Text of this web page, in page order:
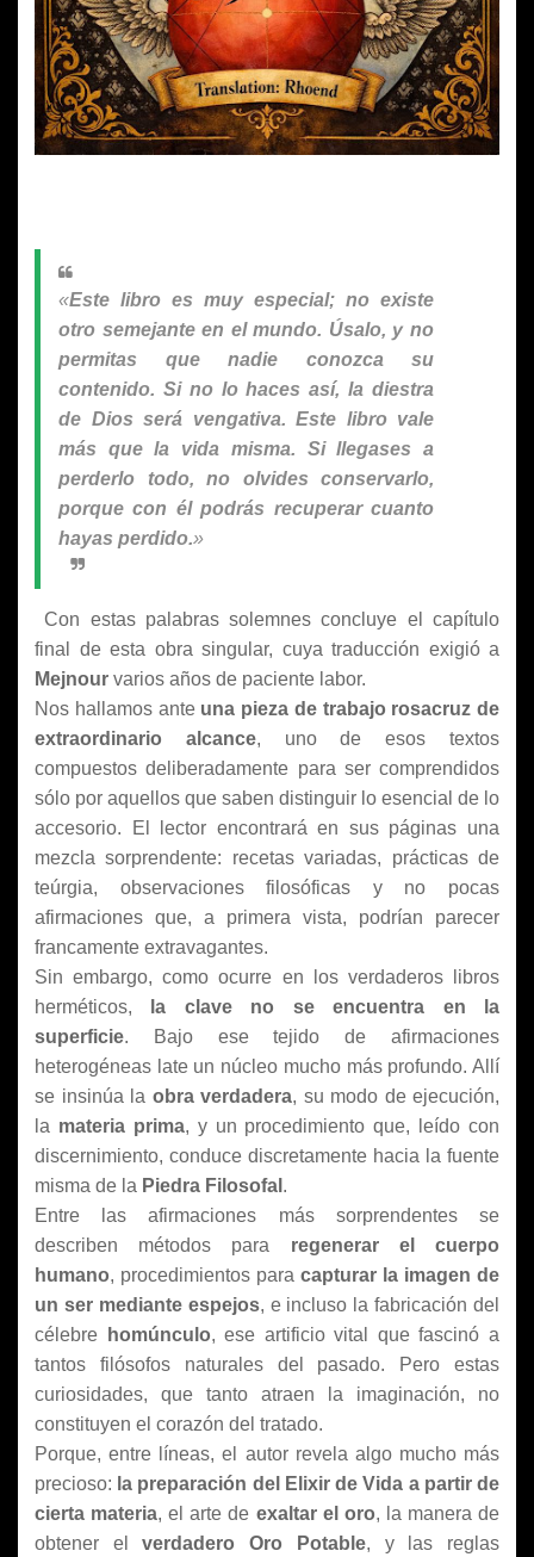
«Este libro es muy especial; no existe
otro semejante en el mundo. Úsalo, y no
permitas que nadie conozca su
contenido. Si no lo haces así, la diestra
de Dios será vengativa. Este libro vale
más que la vida misma. Si llegases a
perderlo todo, no olvides conservarlo,
porque con él podrás recuperar cuanto
hayas perdido.»
Con estas palabras solemnes concluye el capítulo
final de esta obra singular, cuya traducción exigió a
Mejnour varios años de paciente labor.
Nos hallamos ante una pieza de trabajo rosacruz de
extraordinario alcance, uno de esos textos
compuestos deliberadamente para ser comprendidos
sólo por aquellos que saben distinguir lo esencial de lo
accesorio. El lector encontrará en sus páginas una
mezcla sorprendente: recetas variadas, prácticas de
teúrgia, observaciones filosóficas y no pocas
afirmaciones que, a primera vista, podrían parecer
francamente extravagantes.
Sin embargo, como ocurre en los verdaderos libros
herméticos,
la clave no se encuentra en la
superficie. Bajo ese tejido de afirmaciones
heterogéneas late un núcleo mucho más profundo. Allí
se insinúa la obra verdadera, su modo de ejecución,
la materia prima, y un procedimiento que, leído con
discernimiento, conduce discretamente hacia la fuente
misma de la Piedra Filosofal .
Entre las afirmaciones más sorprendentes se
describen métodos para regenerar el cuerpo
humano, procedimientos para capturar la imagen de
un ser mediante espejos, e incluso la fabricación del
célebre
homúnculo, ese artificio vital que fascinó a
tantos filósofos naturales del pasado. Pero estas
curiosidades, que tanto atraen la imaginación, no
constituyen el corazón del tratado.
Porque, entre líneas, el autor revela algo mucho más
precioso: la preparación del Elixir de Vida a partir de
cierta materia, el arte de exaltar el oro, la manera de
obtener elverdadero Oro Potable, y las reglas